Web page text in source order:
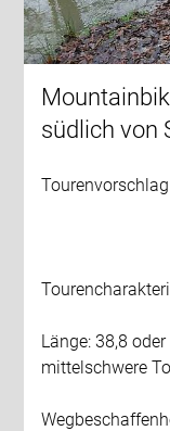
südlich von
Tourenvorschlag
Länge: 38,8
mittelschwere